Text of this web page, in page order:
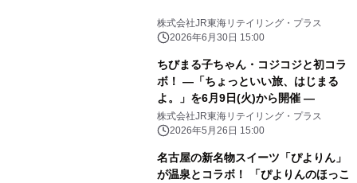
株式会社JR東海リテイリング・プラス
2026年6月30日 15:00
ちびまる子ちゃん・コジコジと初コラ
ボ！ ―「ちょっといい旅、はじまる
よ。」を6月9日(火)から開催 ―
株式会社JR東海リテイリング・プラス
2026年5月26日 15:00
名古屋の新名物スイーツ「ぴよりん」
が温泉とコラボ！ 「ぴよりんのほっこ